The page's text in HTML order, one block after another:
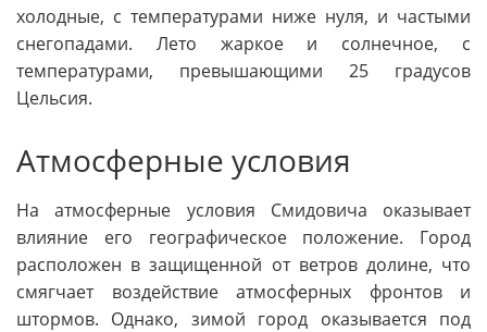
холодные, с температурами ниже нуля, и частыми
снегопадами. Лето жаркое и солнечное, с
температурами, превышающими 25 градусов
Цельсия.
Атмосферные условия
На атмосферные условия Смидовича оказывает
влияние его географическое положение. Город
расположен в защищенной от ветров долине, что
смягчает воздействие атмосферных фронтов и
штормов. Однако, зимой город оказывается под